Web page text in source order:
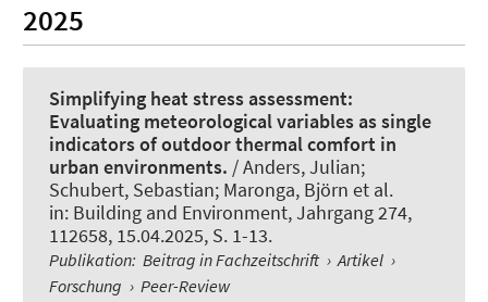
2025
Simplifying heat stress assessment:
Evaluating meteorological variables as single
indicators of outdoor thermal comfort in
urban environments. / Anders, Julian;
Schubert, Sebastian; Maronga, Björn et al.
in: Building and Environment, Jahrgang 274,
112658, 15.04.2025, S. 1-13.
Publikation: Beitrag in Fachzeitschrift › Artikel ›
Forschung › Peer-Review